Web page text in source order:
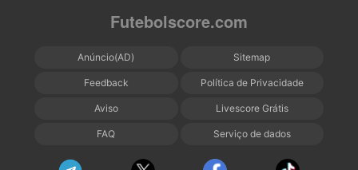
Futebolscore.com
Anúncio(AD) Sitemap
Feedback Política de Privacidade
Aviso Livescore Grátis
FAQ Serviço de dados